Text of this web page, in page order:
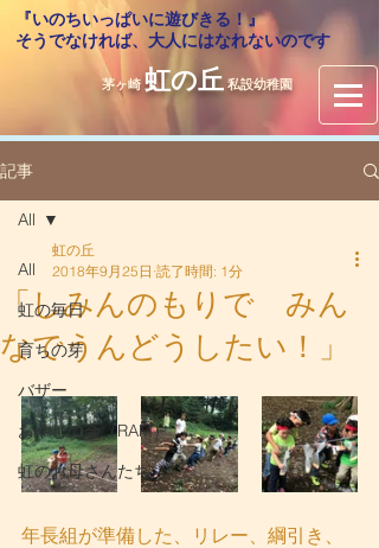
『いのちいっぱいに遊びきる！』
​そうでなければ、大人にはなれないのです
茅ヶ崎 虹の丘 私設幼稚園
記事
All
虹の毎日
育ちの芽
バザー
おやじの会（RAM）
虹のお母さんたち
All
「しみんのもりで みん
なでうんどうしたい！」
虹の丘
2018年9月25日 読了時間: 1分
年長組が準備した、リレー、綱引き、